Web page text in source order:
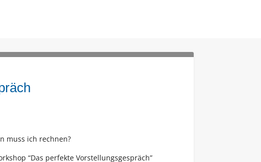
muss ich rechnen?
“Das perfekte Vorstellungsgespräch”